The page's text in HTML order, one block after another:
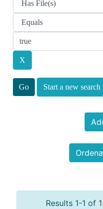
Start a new search
Results 1-1 of